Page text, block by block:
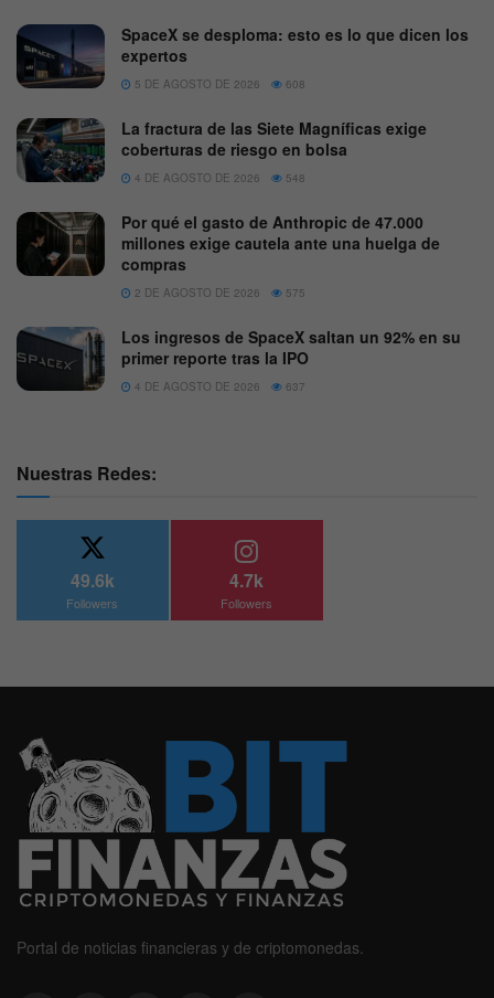
SpaceX se desploma: esto es lo que dicen los
expertos
5 DE AGOSTO DE 2026 608
La fractura de las Siete Magníficas exige
coberturas de riesgo en bolsa
4 DE AGOSTO DE 2026 548
Por qué el gasto de Anthropic de 47.000
millones exige cautela ante una huelga de
compras
2 DE AGOSTO DE 2026 575
Los ingresos de SpaceX saltan un 92% en su
primer reporte tras la IPO
4 DE AGOSTO DE 2026 637
Nuestras Redes:
49.6k
Followers
4.7k
Followers
Portal de noticias financieras y de criptomonedas.